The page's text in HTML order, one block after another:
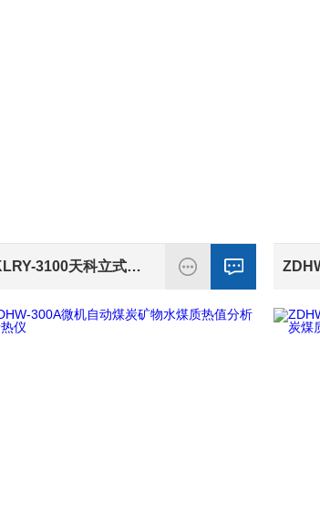
TKLRY-3100天科立式结构煤炭煤质量热仪定 微机显示